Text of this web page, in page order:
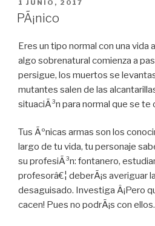
PUBLICADO
EN
1 JUNIO, 2017
PÃ¡nico
Eres un tipo normal con una vida
algo sobrenatural comienza a
persigue, los muertos se
mutantes salen de las
situaciÃ³n para normal que se te
Tus Ãºnicas armas son los
largo de tu vida, tu personaje
su profesiÃ³n: fontanero,
profesorâ€¦ deberÃ¡s averiguar
desaguisado. Investiga Â¡Pero
cacen! Pues no podrÃ¡s con ellos.